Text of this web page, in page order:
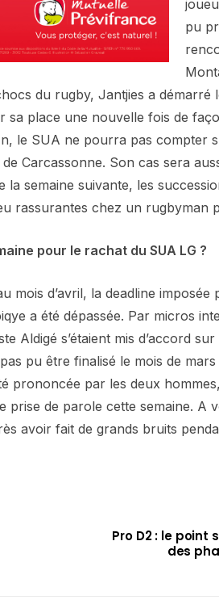
pu
du rugby, Jantjies a démarré
sa place une nouvelle fois de
le SUA ne pourra pas compter
Carcassonne. Son cas sera
semaine suivante, les
rassurantes chez un rugbyman
pour le rachat du SUA LG ?
mois d’avril, la deadline imposée
a été dépassée. Par micros
Aldigé s’étaient mis d’accord
pu être finalisé le mois de
prononcée par les deux
prise de parole cette semaine. A
avoir fait de grands bruits
Pro D2 : le point
des